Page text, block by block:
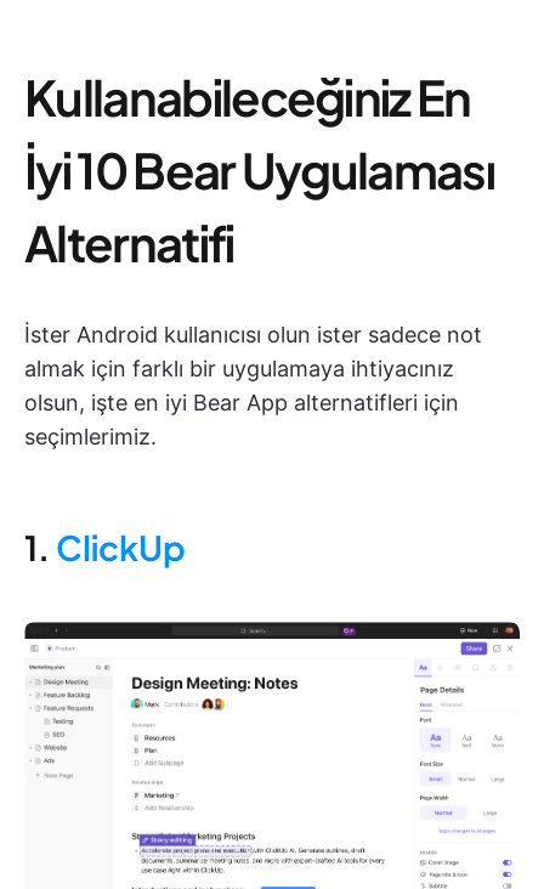
Kullanabileceğiniz En
İyi 10 Bear Uygulaması
Alternatifi
İster Android kullanıcısı olun ister sadece not
almak için farklı bir uygulamaya ihtiyacınız
olsun, işte en iyi Bear App alternatifleri için
seçimlerimiz.
1. ClickUp